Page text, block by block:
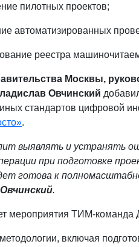
пилотных проектов;
автоматизированных
реестра
Москвы,
Овчинский
стандартов цифровой
.
выявлять и устранять
при подготовке
готова к
.
мероприятия ТИМ-команда
включая